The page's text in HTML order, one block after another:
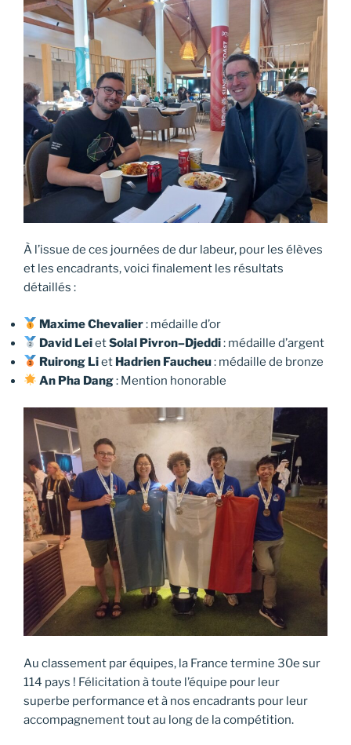
À l’issue de ces journées de dur labeur, pour les élèves
et les encadrants, voici finalement les résultats
détaillés :
Maxime Chevalier: médaille d’or
David LeietSolal Pivron–Djeddi: médaille d’argent
Ruirong Liet Hadrien Faucheu: médaille de bronze
An Pha Dang: Mention honorable
Au classement par équipes, la France termine 30e sur
114 pays ! Félicitation à toute l’équipe pour leur
superbe performance et à nos encadrants pour leur
accompagnement tout au long de la compétition.